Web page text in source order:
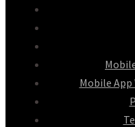
Mobile App